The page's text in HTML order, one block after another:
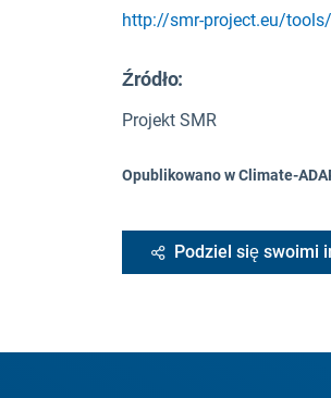
http://smr-project.eu/
Źródło:
Projekt SMR
Opublikowano w Climate-
Podziel się swoimi